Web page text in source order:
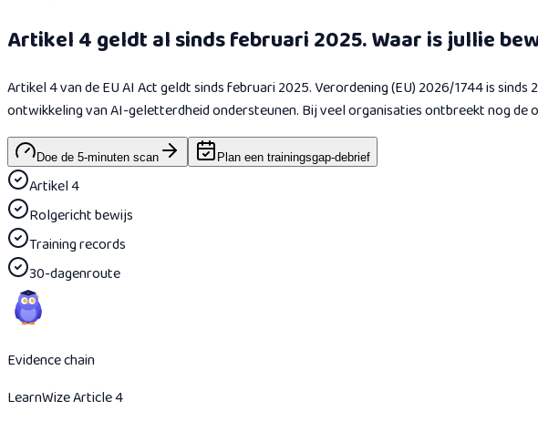
Artikel 4 geldt al sinds februari 2025. Waar is jullie
Artikel 4 van de EU AI Act geldt sinds februari 2025. Verordening (EU) 2026/1744 is
ontwikkeling van AI-geletterdheid ondersteunen. Bij veel organisaties ontbreekt nog
Doe de 5-minuten scan Plan een trainingsgap-debrief
Artikel 4
Rolgericht bewijs
Training records
30-dagenroute
Evidence chain
LearnWize Article 4